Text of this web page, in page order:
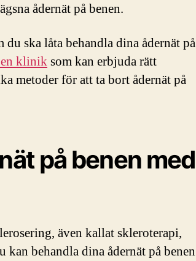
ådernät på benen.
ska låta behandla dina ådernät på
kliniksom kan erbjuda rätt
metoder för att ta bort ådernät på
på benen med
även kallat skleroterapi,
behandla dina ådernät på benen